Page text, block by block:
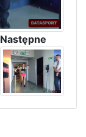
Następne